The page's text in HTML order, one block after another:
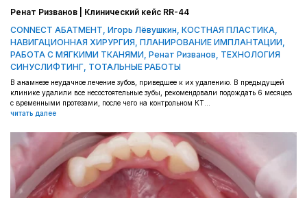
Ренат Ризванов | Клинический кейс RR-44
CONNECT АБАТМЕНТ, Игорь Лёвушкин, КОСТНАЯ ПЛАСТИКА,
НАВИГАЦИОННАЯ ХИРУРГИЯ, ПЛАНИРОВАНИЕ ИМПЛАНТАЦИИ,
РАБОТА С МЯГКИМИ ТКАНЯМИ, Ренат Ризванов, ТЕХНОЛОГИЯ
СИНУСЛИФТИНГ, ТОТАЛЬНЫЕ РАБОТЫ
В анамнезе неудачное лечение зубов, приведшее к их удалению. В предыдущей
клинике удалили все несостоятельные зубы, рекомендовали подождать 6 месяцев
с временными протезами, после чего на контрольном КТ...
читать далее